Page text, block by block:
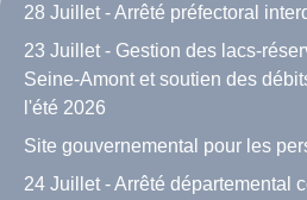
28 Juillet - Arrêté préfectoral
23 Juillet - Gestion des lacs-
Seine-Amont et soutien des
l'été 2026
Site gouvernemental pour les
24 Juillet - Arrêté départemental